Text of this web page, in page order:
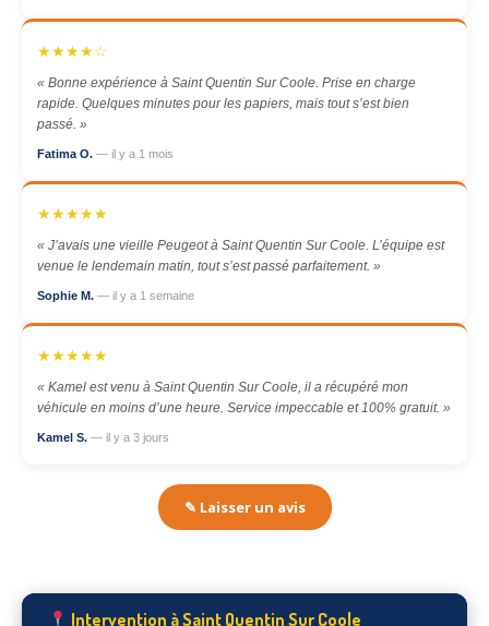
★★★★☆
« Bonne expérience à Saint Quentin Sur Coole. Prise en charge
rapide. Quelques minutes pour les papiers, mais tout s’est bien
passé. »
Fatima O. — il y a 1 mois
★★★★★
« J’avais une vieille Peugeot à Saint Quentin Sur Coole. L’équipe est
venue le lendemain matin, tout s’est passé parfaitement. »
Sophie M. — il y a 1 semaine
★★★★★
« Kamel est venu à Saint Quentin Sur Coole, il a récupéré mon
véhicule en moins d’une heure. Service impeccable et 100% gratuit. »
Kamel S. — il y a 3 jours
✎ Laisser un avis
Intervention à Saint Quentin Sur Coole